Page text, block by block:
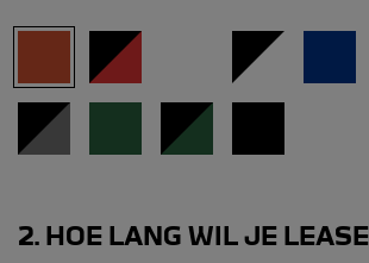
2 HOE LANG WIL JE